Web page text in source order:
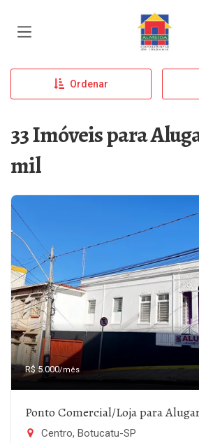
Página
Ordenar
33 Imóveis para
mil
R$ 5.000/mês
Ponto Comercial/Loja para
Centro, Botucatu-SP